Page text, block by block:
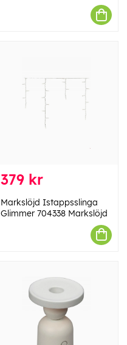
379 kr
Markslöjd Istappsslinga
Glimmer 704338 Markslöjd